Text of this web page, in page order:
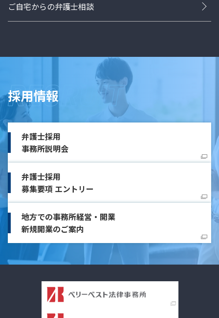
ご自宅からの弁護士相談
採用情報
弁護士採用
事務所説明会
弁護士採用
募集要項 エントリー
地方での事務所経営・開業
新規開業のご案内